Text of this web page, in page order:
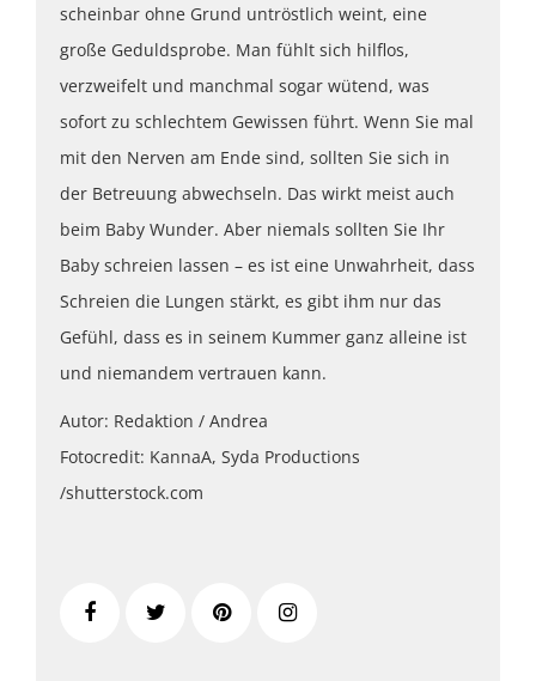
scheinbar ohne Grund untröstlich weint, eine
große Geduldsprobe. Man fühlt sich hilflos,
verzweifelt und manchmal sogar wütend, was
sofort zu schlechtem Gewissen führt. Wenn Sie mal
mit den Nerven am Ende sind, sollten Sie sich in
der Betreuung abwechseln. Das wirkt meist auch
beim Baby Wunder. Aber niemals sollten Sie Ihr
Baby schreien lassen – es ist eine Unwahrheit, dass
Schreien die Lungen stärkt, es gibt ihm nur das
Gefühl, dass es in seinem Kummer ganz alleine ist
und niemandem vertrauen kann.
Autor: Redaktion / Andrea
Fotocredit: KannaA, Syda Productions
/shutterstock.com